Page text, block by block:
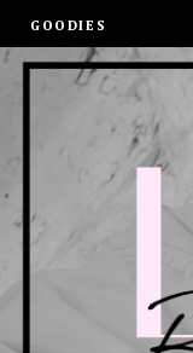
GOODIES